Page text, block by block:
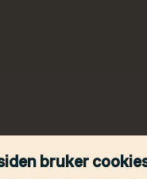
bruker